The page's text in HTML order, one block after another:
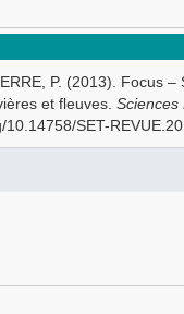
P. (2013). Focus –
et fleuves. Sciences
SET-